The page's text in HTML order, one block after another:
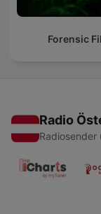
Forensic
Radio